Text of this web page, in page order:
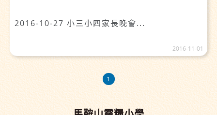
2016-10-27 小三小四家長晚會...
2016-11-01
1